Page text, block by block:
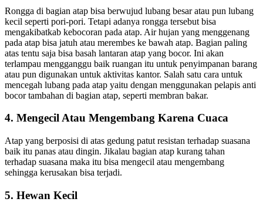
Rongga di bagian atap bisa berwujud lubang besar atau pun lubang
kecil seperti pori-pori. Tetapi adanya rongga tersebut bisa
mengakibatkab kebocoran pada atap. Air hujan yang menggenang
pada atap bisa jatuh atau merembes ke bawah atap. Bagian paling
atas tentu saja bisa basah lantaran atap yang bocor. Ini akan
terlampau mengganggu baik ruangan itu untuk penyimpanan barang
atau pun digunakan untuk aktivitas kantor. Salah satu cara untuk
mencegah lubang pada atap yaitu dengan menggunakan pelapis anti
bocor tambahan di bagian atap, seperti membran bakar.
4. Mengecil Atau Mengembang Karena Cuaca
Atap yang berposisi di atas gedung patut resistan terhadap suasana
baik itu panas atau dingin. Jikalau bagian atap kurang tahan
terhadap suasana maka itu bisa mengecil atau mengembang
sehingga kerusakan bisa terjadi.
5. Hewan Kecil